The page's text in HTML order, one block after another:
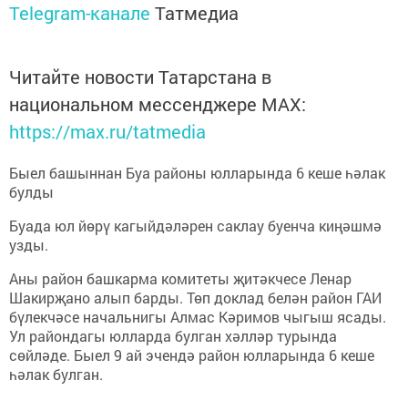
Telegram-канале Татмедиа
Читайте новости Татарстана в
национальном мессенджере MАХ:
https://max.ru/tatmedia
Быел башыннан Буа районы юлларында 6 кеше һәлак
булды
Буада юл йөрү кагыйдәләрен саклау буенча киңәшмә
узды.
Аны район башкарма комитеты җитәкчесе Ленар
Шакирҗано алып барды. Төп доклад белән район ГАИ
бүлекчәсе начальнигы Алмас Кәримов чыгыш ясады.
Ул райондагы юлларда булган хәлләр турында
сөйләде. Быел 9 ай эчендә район юлларында 6 кеше
һәлак булган.